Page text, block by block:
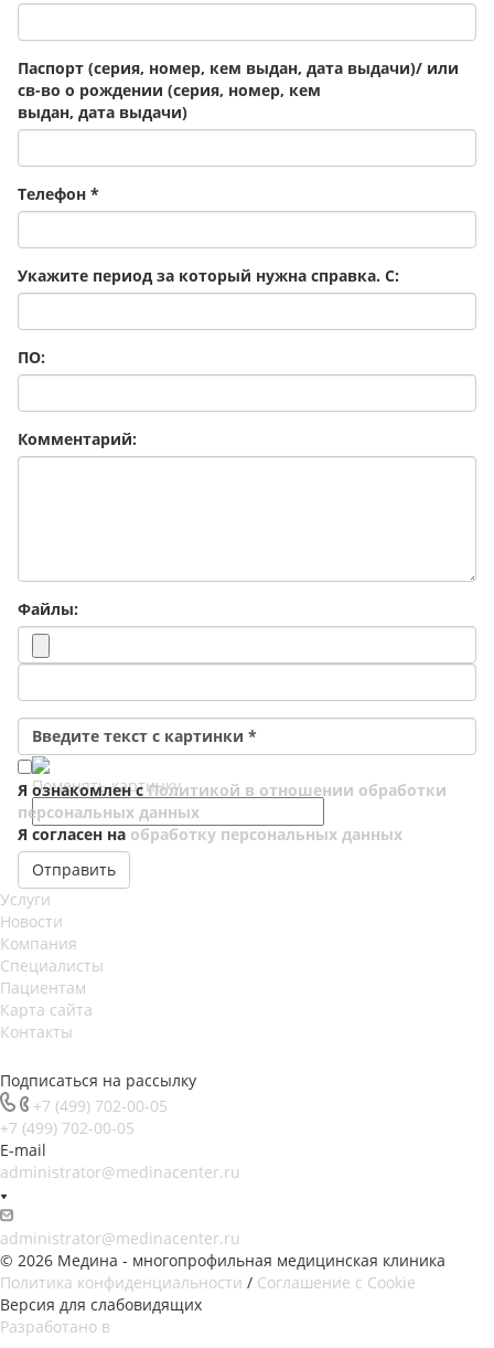
Паспорт (серия, номер, кем выдан, дата выдачи)/ или
св-во о рождении (серия, номер, кем
выдан, дата выдачи)
Телефон *
Укажите период за который нужна справка. С:
ПО:
Комментарий:
Файлы:
Введите текст с картинки *
Поменять картинку
Я ознакомлен сПолитикой в отношении обработки
персональных данных
Я согласен на обработку персональных данных
Услуги
Новости
Компания
Специалисты
Пациентам
Карта сайта
Контакты
Подписаться на рассылку
+7 (499) 702-00-05
+7 (499) 702-00-05
E-mail
administrator@medinacenter.ru
administrator@medinacenter.ru
© 2026 Медина - многопрофильная медицинская клиника
Политика конфиденциальности / Соглашение с Cookie
Версия для слабовидящих
Разработано в